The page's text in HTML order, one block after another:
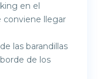
en el
conviene llegar
las barandillas
de los